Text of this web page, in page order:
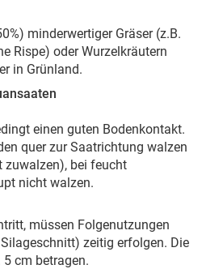
minderwertiger Gräser (z.B.
Rispe) oder Wurzelkräutern
in Grünland.
einen guten Bodenkontakt.
quer zur Saatrichtung walzen
zuwalzen), bei feucht
nicht walzen.
müssen Folgenutzungen
zeitig erfolgen. Die
cm betragen.